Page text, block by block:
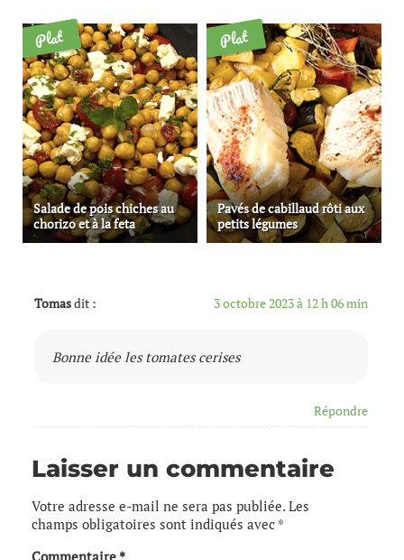
Plat
Salade de pois chiches au
chorizo et à la feta
Plat
Pavés de cabillaud rôti aux
petits légumes
Tomasdit : 3 octobre 2023 à 12 h 06 min
Bonne idée les tomates cerises
Répondre
Laisser un commentaire
Votre adresse e-mail ne sera pas publiée. Les
champs obligatoires sont indiqués avec *
Commentaire *